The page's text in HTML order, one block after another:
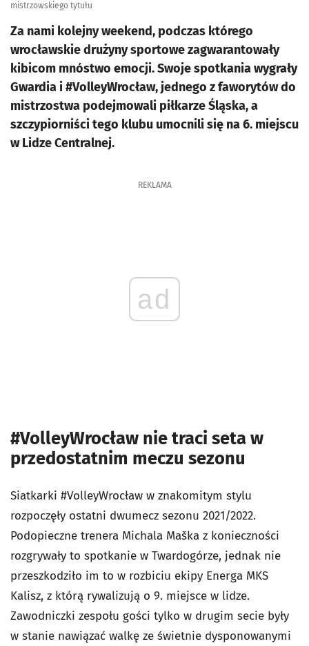
mistrzowskiego tytułu
Za nami kolejny weekend, podczas którego
wrocławskie drużyny sportowe zagwarantowały
kibicom mnóstwo emocji. Swoje spotkania wygrały
Gwardia i #VolleyWrocław, jednego z faworytów do
mistrzostwa podejmowali piłkarze Śląska, a
szczypiorniści tego klubu umocnili się na 6. miejscu
w Lidze Centralnej.
REKLAMA
ad
#VolleyWrocław nie traci seta w
przedostatnim meczu sezonu
Siatkarki #VolleyWrocław w znakomitym stylu
rozpoczęły ostatni dwumecz sezonu 2021/2022.
Podopieczne trenera Michala Maška z konieczności
rozgrywały to spotkanie w Twardogórze, jednak nie
przeszkodziło im to w rozbiciu ekipy Energa MKS
Kalisz, z którą rywalizują o 9. miejsce w lidze.
Zawodniczki zespołu gości tylko w drugim secie były
w stanie nawiązać walkę ze świetnie dysponowanymi